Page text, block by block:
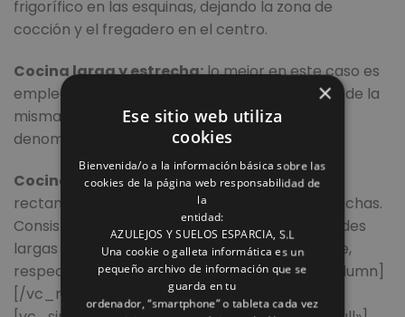
frigorífico en las esquinas, dejando la zona de
cocción y el fregadero en el centro.
Cocina larga y estrecha:lo mejor en este caso es
emplear una sola pared, reservando el centro de la
misma para la zona de cocción. Es lo que se
denomina “cocina en línea”.
Cocina en paralelo:ideal para cocinas
rectangulares, siempre que no sean muy estrechas.
Consiste en destinar cada una de las dos paredes
largas al espacio de trabajo y al de almacenaje,
respectivamente.[/vc_column_text][/vc_column]
[/vc_row][vc_row][vc_column width=»1/2″]
×
Ese sitio web utiliza
cookies
Bienvenida/o a la información básica sobre las
cookies de la página web responsabilidad de
la
entidad:
AZULEJOS Y SUELOS ESPARCIA, S.L
Una cookie o galleta informática es un
pequeño archivo de información que se
guarda en tu
ordenador, “smartphone” o tableta cada vez